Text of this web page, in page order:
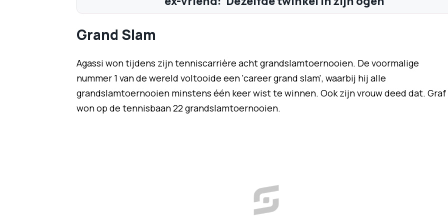
Grand Slam
Agassi won tijdens zijn tenniscarrière acht grandslamtoernooien. De voormalige
nummer 1 van de wereld voltooide een 'career grand slam', waarbij hij alle
grandslamtoernooien minstens één keer wist te winnen. Ook zijn vrouw deed dat. Graf
won op de tennisbaan 22 grandslamtoernooien.